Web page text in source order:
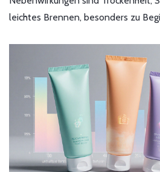
leichtes Brennen, besonders zu